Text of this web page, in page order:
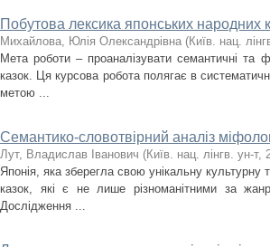
Побутова лексика японських народних
Михайлова, Юлія Олександрівна (Київ. нац.
Мета роботи – проаналізувати семантичні та
казок. Ця курсова робота полягає в
метою ...
Семантико-словотвірний аналіз
Лут, Владислав Іванович (Київ. нац. лінгв. ун-т,
Японія, яка зберегла свою унікальну
казок, які є не лише різноманітними за
Дослідження ...